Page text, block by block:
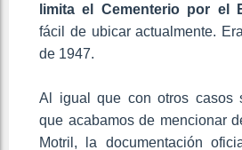
limita el Cementerio por el
fácil de ubicar actualmente.
de 1947.
Al igual que con otros casos
que acabamos de mencionar
Motril, la documentación